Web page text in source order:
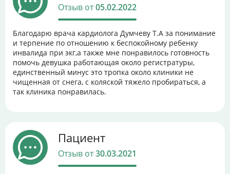
Отзыв от05.02.2022
Благодарю врача кардиолога Думчеву Т.А за понимание
и терпение по отношению к беспокойному ребенку
инвалида при экг,а также мне понравилось готовность
помочь девушка работающая около регистратуры,
единственный минус это тропка около клиники не
чищенная от снега, с коляской тяжело пробираться, а
так клиника понравилась.
Пациент
Отзыв от30.03.2021